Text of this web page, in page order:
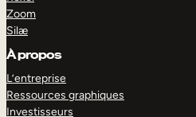
Zoom
Silæ
À propos
L’entreprise
Ressources graphiques
Investisseurs